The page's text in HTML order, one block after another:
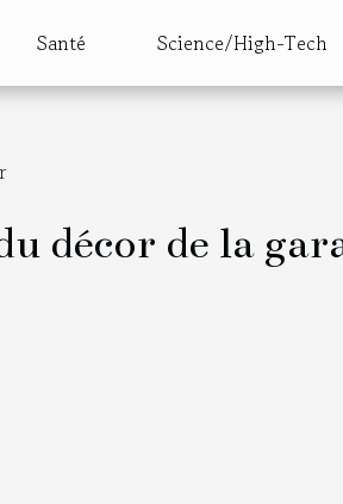
Santé Science/High-Tech
décor de la